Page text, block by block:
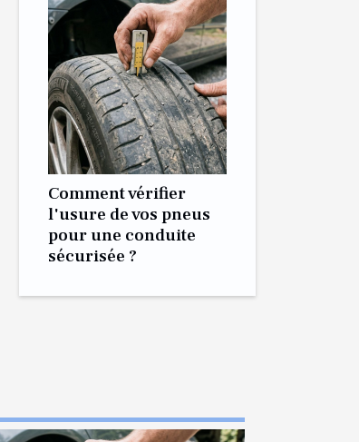
Comment vérifier
l'usure de vos pneus
pour une conduite
sécurisée ?